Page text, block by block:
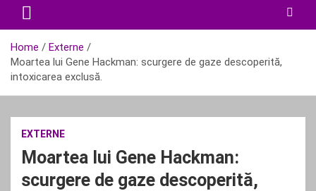
Home
Externe
Moartea lui Gene Hackman: scurgere de gaze descoperită,
intoxicarea exclusă.
EXTERNE
Moartea lui Gene Hackman:
scurgere de gaze descoperită,